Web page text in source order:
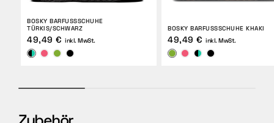
BOSKY BARFUSSSCHUHE T
ÜRKIS/SCHWARZ
49,49 € inkl. MwSt.
BOSKY BARFUSSSCHUHE KHAKI
49,49 € inkl. MwSt.